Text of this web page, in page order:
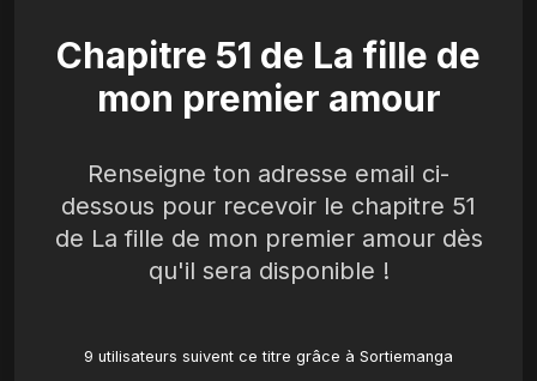
Chapitre 51 de La fille de
mon premier amour
Renseigne ton adresse email ci-
dessous pour recevoir le chapitre 51
de La fille de mon premier amour dès
qu'il sera disponible !
9 utilisateurs suivent ce titre grâce à Sortiemanga